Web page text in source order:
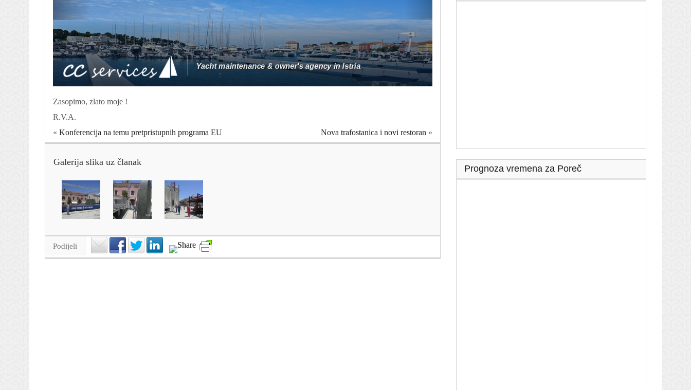
Zasopimo, zlato moje !
R.V.A.
« Konferencija na temu pretpristupnih programa EU Nova trafostanica i novi restoran »
Galerija slika uz članak
Podijeli
Prognoza vremena za Poreč